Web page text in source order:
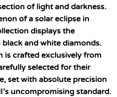
of light and darkness.
of a solar eclipse in
displays the
and white diamonds.
is crafted exclusively from
selected for their
set with absolute precision
uncompromising standard.